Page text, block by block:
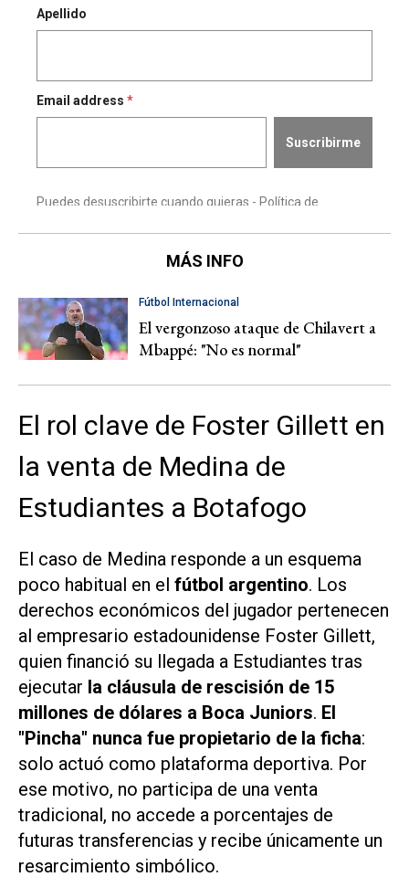
MÁS INFO
Fútbol Internacional
El vergonzoso ataque de Chilavert a
Mbappé: "No es normal"
El rol clave de Foster Gillett en
la venta de Medina de
Estudiantes a Botafogo
El caso de Medina responde a un esquema
poco habitual en el fútbol argentino. Los
derechos económicos del jugador pertenecen
al empresario estadounidense Foster Gillett,
quien financió su llegada a Estudiantes tras
ejecutar la cláusula de rescisión de 15
millones de dólares a Boca Juniors. El
"Pincha" nunca fue propietario de la ficha:
solo actuó como plataforma deportiva. Por
ese motivo, no participa de una venta
tradicional, no accede a porcentajes de
futuras transferencias y recibe únicamente un
resarcimiento simbólico.